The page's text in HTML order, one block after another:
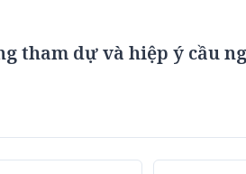
tham dự và hiệp ý cầu